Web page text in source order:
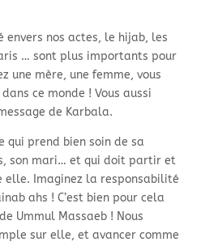
envers nos actes, le hijab, les
… sont plus importants pour
une mère, une femme, vous
ce monde ! Vous aussi
de Karbala.
qui prend bien soin de sa
son mari… et qui doit partir et
Imaginez la responsabilité
ahs ! C’est bien pour cela
Ummul Massaeb ! Nous
sur elle, et avancer comme